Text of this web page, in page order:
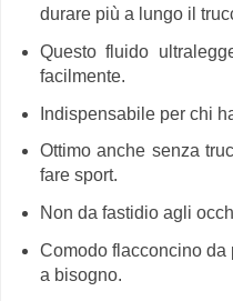
durare più a lungo il
Questo fluido
facilmente.
Indispensabile per chi
Ottimo anche senza
fare sport.
Non da fastidio agli
Comodo flacconcino
a bisogno.